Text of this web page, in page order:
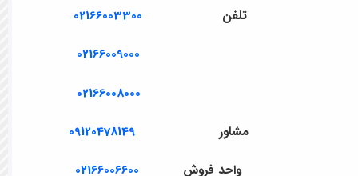
تلفن 02166003300
02166009000
02166008000
مشاور09120478149
واحد فروش 02166006600